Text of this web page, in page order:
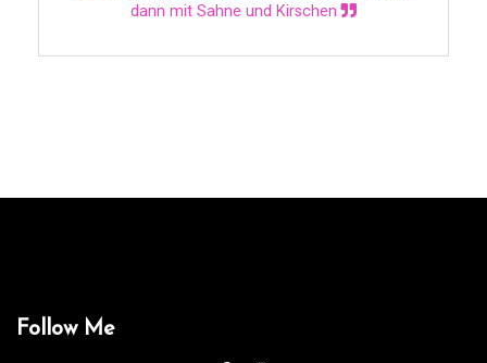
dann mit Sahne und Kirschen
Follow Me